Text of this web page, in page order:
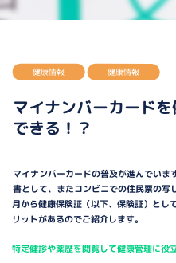
健康情報 健康情報
マイナンバーカード
できる！？
マイナンバーカードの普及が進んでい
書として、またコンビニでの住民票の
月から健康保険証（以下、保険証）とし
リットがあるのでご紹介します。
特定健診や薬歴を閲覧して健康管理に役